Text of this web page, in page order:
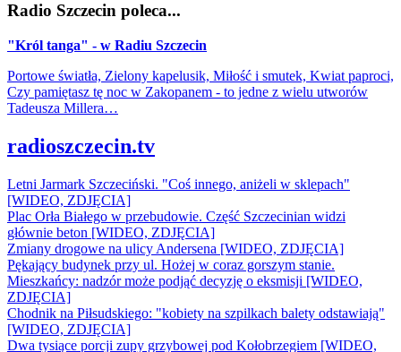
Radio Szczecin poleca...
"Król tanga" - w Radiu Szczecin
Portowe światła, Zielony kapelusik, Miłość i smutek, Kwiat paproci,
Czy pamiętasz tę noc w Zakopanem - to jedne z wielu utworów
Tadeusza Millera…
radioszczecin.tv
Letni Jarmark Szczeciński. "Coś innego, aniżeli w sklepach"
[WIDEO, ZDJĘCIA]
Plac Orła Białego w przebudowie. Część Szczecinian widzi
głównie beton [WIDEO, ZDJĘCIA]
Zmiany drogowe na ulicy Andersena [WIDEO, ZDJĘCIA]
Pękający budynek przy ul. Hożej w coraz gorszym stanie.
Mieszkańcy: nadzór może podjąć decyzję o eksmisji [WIDEO,
ZDJĘCIA]
Chodnik na Piłsudskiego: "kobiety na szpilkach balety odstawiają"
[WIDEO, ZDJĘCIA]
Dwa tysiące porcji zupy grzybowej pod Kołobrzegiem [WIDEO,